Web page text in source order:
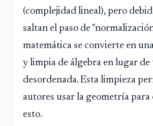
(complejidad lineal), pero
saltan el paso de
matemática se convierte en
y limpia de álgebra en lugar de
desordenada. Esta limpieza
autores usar la geometría
esto.